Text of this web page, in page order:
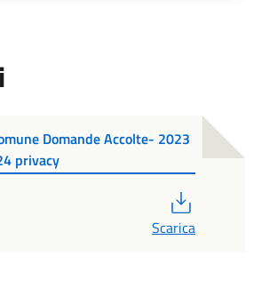
Domande Accolte- 2023
privacy
Scarica